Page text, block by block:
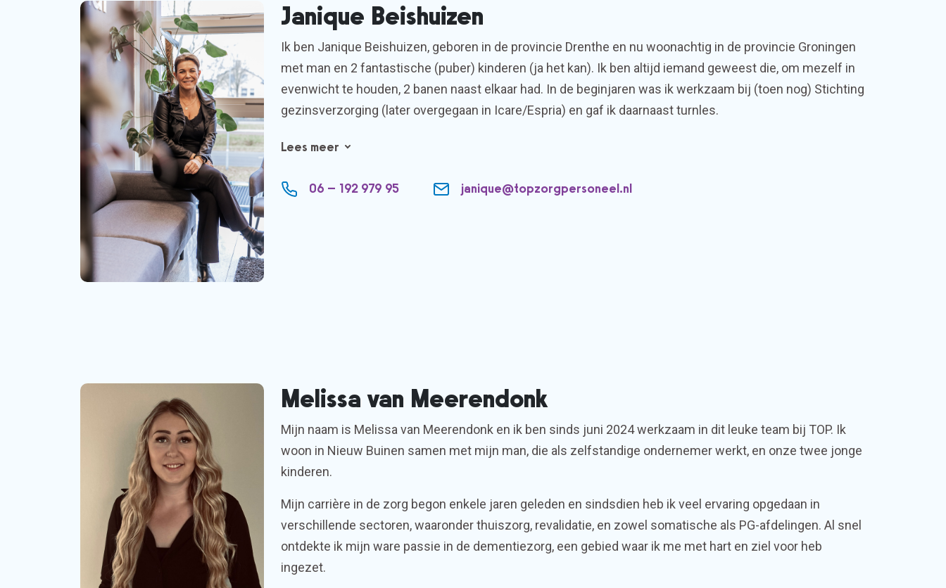
Janique Beishuizen
Ik ben Janique Beishuizen, geboren in de provincie Drenthe en nu woonachtig in de provincie Groningen
met man en 2 fantastische (puber) kinderen (ja het kan). Ik ben altijd iemand geweest die, om mezelf in
evenwicht te houden, 2 banen naast elkaar had. In de beginjaren was ik werkzaam bij (toen nog) Stichting
gezinsverzorging (later overgegaan in Icare/Espria) en gaf ik daarnaast turnles.
Lees meer
06 – 192 979 95 janique@topzorgpersoneel.nl
Melissa van Meerendonk
Mijn naam is Melissa van Meerendonk en ik ben sinds juni 2024 werkzaam in dit leuke team bij TOP. Ik
woon in Nieuw Buinen samen met mijn man, die als zelfstandige ondernemer werkt, en onze twee jonge
kinderen.
Mijn carrière in de zorg begon enkele jaren geleden en sindsdien heb ik veel ervaring opgedaan in
verschillende sectoren, waaronder thuiszorg, revalidatie, en zowel somatische als PG-afdelingen. Al snel
ontdekte ik mijn ware passie in de dementiezorg, een gebied waar ik me met hart en ziel voor heb
ingezet.